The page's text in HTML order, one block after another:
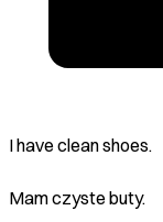
I have clean shoes.
Mam czyste buty.